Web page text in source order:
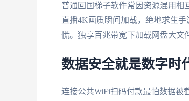
普通回国梯子软件常因资源混用相
直播4K画质瞬间加载，绝地求生
慌。独享百兆带宽下加载网盘大文
数据安全就是数字时
连接公共WiFi扫码付款最怕数据被